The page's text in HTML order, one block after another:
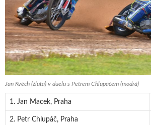
Jan Kvěch (žlutá) v duelu s Petrem Chlupáčem (modrá)
1. Jan Macek, Praha
2. Petr Chlupáč, Praha